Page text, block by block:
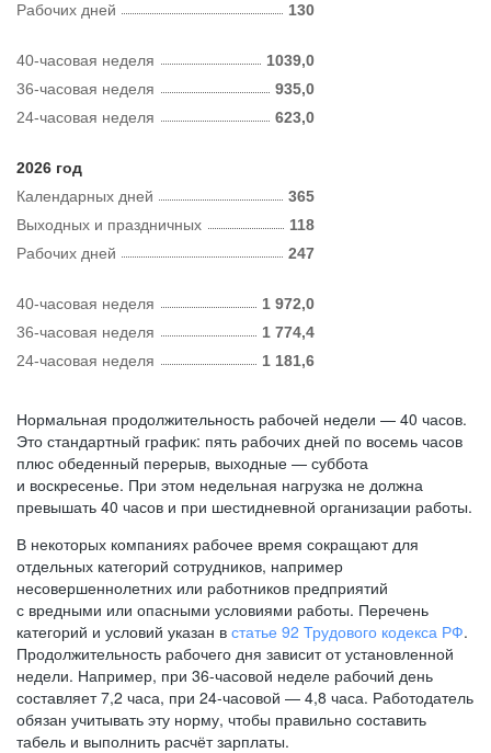
Рабочих дней 130
40-часовая неделя
1039,0
36-часовая неделя
935,0
24-часовая неделя
623,0
2026 год
Календарных дней
365
Рабочих дней 247
Выходных и праздничных 118
40-часовая неделя
1 972,0
36-часовая неделя
1 774,4
24-часовая неделя
1 181,6
Нормальная продолжительность рабочей недели — 40 часов.
Это стандартный график: пять рабочих дней по восемь часов
плюс обеденный перерыв, выходные — суббота
и воскресенье. При этом недельная нагрузка не должна
превышать 40 часов и при шестидневной организации работы.
В некоторых компаниях рабочее время сокращают для
отдельных категорий сотрудников, например
несовершеннолетних или работников предприятий
с вредными или опасными условиями работы. Перечень
категорий и условий указан в статье 92 Трудового кодекса РФ.
Продолжительность рабочего дня зависит от установленной
недели. Например, при 36-часовой неделе рабочий день
составляет 7,2 часа, при 24-часовой — 4,8 часа. Работодатель
обязан учитывать эту норму, чтобы правильно составить
табель и выполнить расчёт зарплаты.